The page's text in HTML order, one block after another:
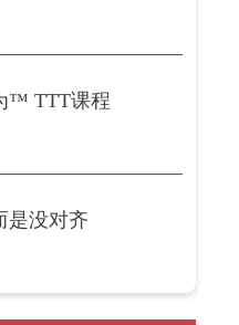
™ TTT课程
是没对齐